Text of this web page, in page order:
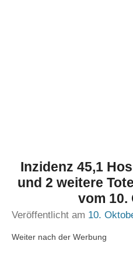
Inzidenz 45,1
und 2 weitere
vom 10.
Veröffentlicht am 10.
Weiter nach der Werbung